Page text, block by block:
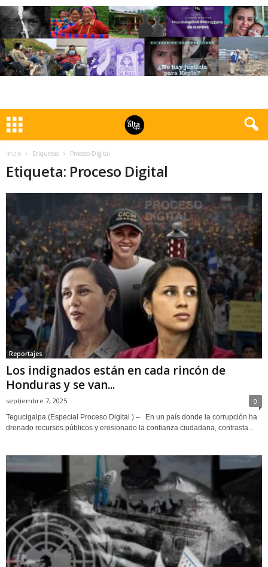
Inicio Etiquetas Proceso Digital
Etiqueta: Proceso Digital
Reportajes
Los indignados están en cada rincón de
Honduras y se van...
septiembre 7, 2025 0
Tegucigalpa (Especial Proceso Digital ) – En un país donde la corrupción ha
drenado recursos públicos y erosionado la confianza ciudadana, contrasta...